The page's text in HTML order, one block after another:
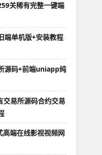
关稀有完整一键端
端单机版+安装教程
源码+前端uniapp纯
易所源码合约交易
端在线影视视频网